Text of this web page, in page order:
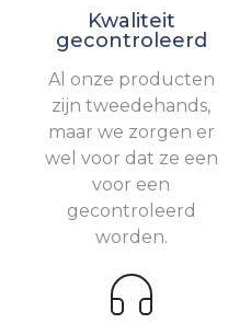
Kwaliteit
gecontroleerd
Al onze producten
zijn tweedehands,
maar we zorgen er
wel voor dat ze een
voor een
gecontroleerd
worden.